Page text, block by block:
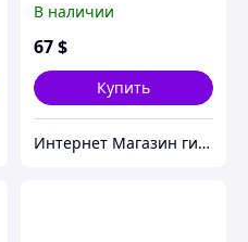
В наличии
67$
Купить
Интернет Магазин гидравлических узлов